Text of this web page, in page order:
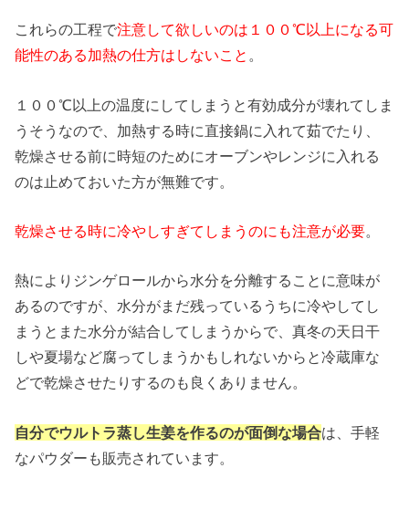
これらの工程で注意して欲しいのは１００℃以上になる可
能性のある加熱の仕方はしないこと 。
１００℃以上の温度にしてしまうと有効成分が壊れてしま
うそうなので、加熱する時に直接鍋に入れて茹でたり、
乾燥させる前に時短のためにオーブンやレンジに入れる
のは止めておいた方が無難です。
乾燥させる時に冷やしすぎてしまうのにも注意が必要。
熱によりジンゲロールから水分を分離することに意味が
あるのですが、水分がまだ残っているうちに冷やしてし
まうとまた水分が結合してしまうからで、真冬の天日干
しや夏場など腐ってしまうかもしれないからと冷蔵庫な
どで乾燥させたりするのも良くありません。
自分でウルトラ蒸し生姜を作るのが面倒な場合は、手軽
なパウダーも販売されています。